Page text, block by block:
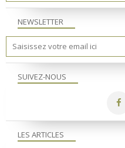
NEWSLETTER
SUIVEZ-NOUS
LES ARTICLES